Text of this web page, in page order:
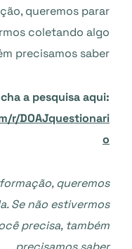
queremos parar
coletando algo
precisamos saber.
a pesquisa aqui:
r/DOAJquestionari
o
queremos
Se não estivermos
precisa, também